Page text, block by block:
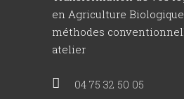
en Agriculture
méthodes
atelier
04 75 32 50 05